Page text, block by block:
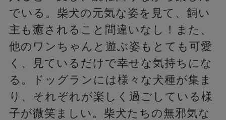
でいる。柴犬の元気な姿を見て、飼い
主も癒されること間違いなし！また、
他のワンちゃんと遊ぶ姿もとても可愛
く、見ているだけで幸せな気持ちにな
る。ドッグランには様々な犬種が集ま
り、それぞれが楽しく過ごしている様
子が微笑ましい。柴犬たちの無邪気な